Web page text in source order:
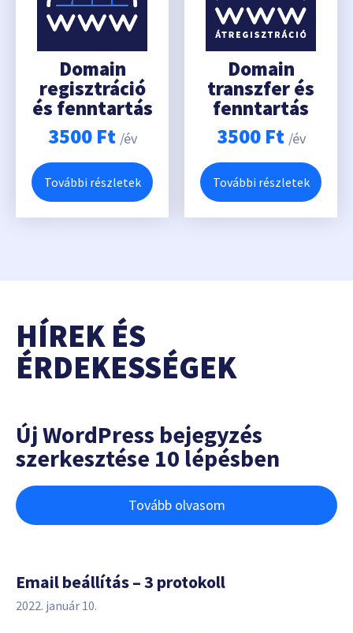
Domain
regisztráció
és fenntartás
3500 Ft /év
További részletek
Domain
transzfer és
fenntartás
3500 Ft /év
További részletek
HÍREK ÉS
ÉRDEKESSÉGEK
Új WordPress bejegyzés
szerkesztése 10 lépésben
Tovább olvasom
Email beállítás – 3 protokoll
2022. január 10.